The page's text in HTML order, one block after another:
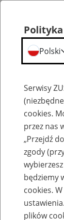
Szkolenia
Zaproś
Polski
Serwisy
cookies.
przez nas
„Przejdź
zgody
będziemy
cookies.
plików